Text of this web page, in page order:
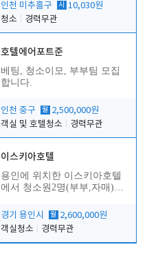
인천 미추홀구 시
10,030원
청소
경력무관
호텔에어포트준
베팅, 청소이모, 부부팀 모집
합니다.
인천 중구 월 2,500,000원
객실 및 호텔청소
경력무관
이스키아호텔
용인에 위치한 이스키아호텔
에서 청소원2명(부부,자매)을
경기 용인시
월 2,600,000원
객실청소
경력무관